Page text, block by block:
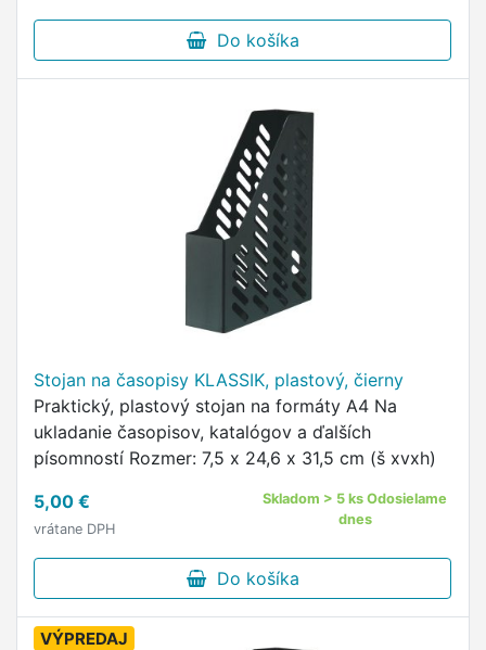
Do košíka
Stojan na časopisy KLASSIK, plastový, čierny
Praktický, plastový stojan na formáty A4 Na
ukladanie časopisov, katalógov a ďalších
písomností Rozmer: 7,5 x 24,6 x 31,5 cm (š xvxh)
5,00 €
vrátane DPH
Skladom > 5 ks Odosielame
dnes
Do košíka
VÝPREDAJ